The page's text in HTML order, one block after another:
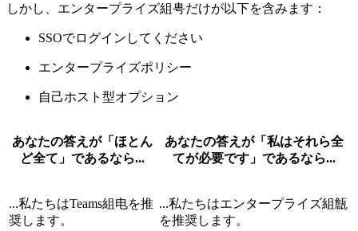
しかし、エンタープライズ組甹だけが以下を含みます：
SSOでログインしてください
エンタープライズポリシー
自己ホスト型オプション
あなたの答えが「ほとん
ど全て」であるなら...
あなたの答えが「私はそれら全
てが必要です」であるなら...
...私たちはTeams組电を推
奨します。
...私たちはエンタープライズ組甔
を推奨します。